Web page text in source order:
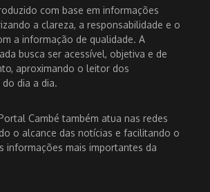
com base em informações
a clareza, a responsabilidade e o
a informação de qualidade. A
busca ser acessível, objetiva e de
aproximando o leitor dos
dia a dia.
Cambé também atua nas redes
o alcance das notícias e facilitando o
informações mais importantes da